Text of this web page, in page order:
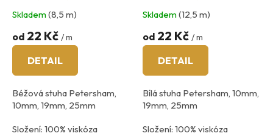
Skladem(8,5 m)
od 22 Kč / m
DETAIL
Béžová stuha Petersham,
10mm, 19mm, 25mm
Složení: 100% viskóza
Skladem(12,5 m)
od 22 Kč / m
DETAIL
Bílá stuha Petersham, 10mm,
19mm, 25mm
Složení: 100% viskóza